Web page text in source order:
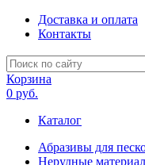
Доставка и оплата
Контакты
Корзина
0 руб.
Каталог
Абразивы для
Нерудные